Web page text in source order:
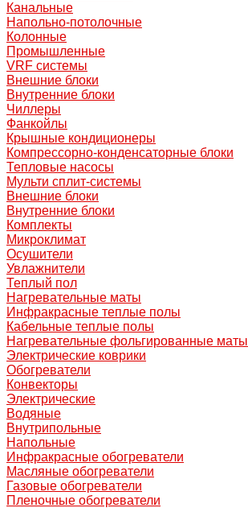
Канальные
Напольно-потолочные
Колонные
Промышленные
VRF системы
Внешние блоки
Внутренние блоки
Чиллеры
Фанкойлы
Крышные кондиционеры
Компрессорно-конденсаторные блоки
Тепловые насосы
Мульти сплит-системы
Внешние блоки
Внутренние блоки
Комплекты
Микроклимат
Осушители
Увлажнители
Теплый пол
Нагревательные маты
Инфракрасные теплые полы
Кабельные теплые полы
Нагревательные фольгированные маты
Электрические коврики
Обогреватели
Конвекторы
Электрические
Водяные
Внутрипольные
Напольные
Инфракрасные обогреватели
Масляные обогреватели
Газовые обогреватели
Пленочные обогреватели